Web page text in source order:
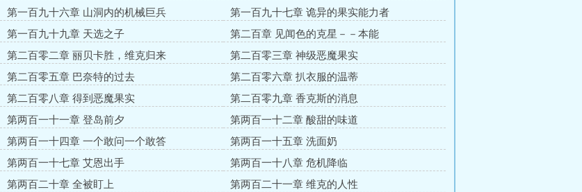
第一百九十六章 山洞内的机械巨兵
第一百九十七章 诡异的果实能力者
第一百九十九章 天选之子
第二百章 见闻色的克星－－本能
第二百零二章 丽贝卡胜，维克归来
第二百零三章 神级恶魔果实
第二百零五章 巴奈特的过去
第二百零六章 扒衣服的温蒂
第二百零八章 得到恶魔果实
第二百零九章 香克斯的消息
第两百一十一章 登岛前夕
第两百一十二章 酸甜的味道
第两百一十四章 一个敢问一个敢答
第两百一十五章 洗面奶
第两百一十七章 艾恩出手
第两百一十八章 危机降临
第两百二十章 全被盯上
第两百二十一章 维克的人性